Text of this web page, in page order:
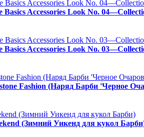
Basics Accessories Look No.
Basics Accessories Look No.
Fashion (Наряд Барби 'Черное
(Зимний Уикенд для кукол